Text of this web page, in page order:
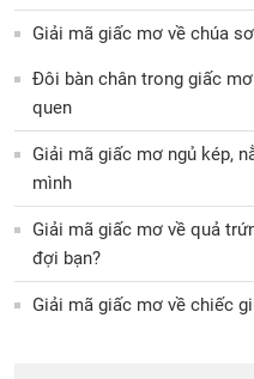
Giải mã giấc mơ về chúa
Đôi bàn chân trong giấc
quen
Giải mã giấc mơ ngủ kép,
mình
Giải mã giấc mơ về quả
đợi bạn?
Giải mã giấc mơ về chiếc